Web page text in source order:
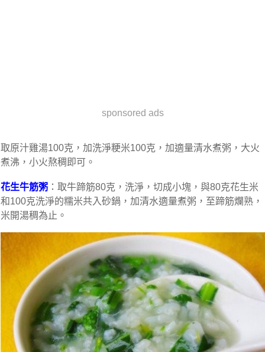
sponsored ads
取原汁雞湯100克，加洗淨粳米100克，加適量清水煮粥，大火
煮沸，小火熬稠即可。
花生牛筋粥 ：取牛蹄筋80克，洗淨，切成小塊，與80克花生米
和100克洗淨的糯米共入砂鍋，加清水適量煮粥，至蹄筋爛熟，
米開湯稠為止。